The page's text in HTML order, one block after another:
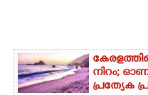
നിറം;
പ്രത്യേക